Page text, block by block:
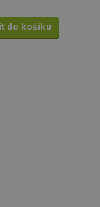
do košíku